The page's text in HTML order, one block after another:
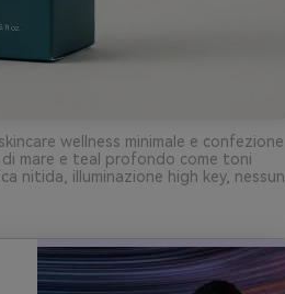
wellness minimale e confezione
mare e teal profondo come toni
nitida, illuminazione high key, nessun